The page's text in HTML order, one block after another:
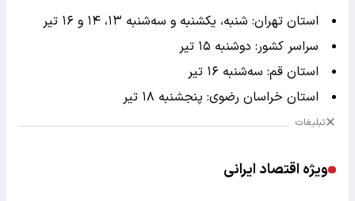
استان تهران: شنبه، یکشنبه و سه‌شنبه ۱۳، ۱۴ و ۱۶ تیر
سراسر کشور: دوشنبه ۱۵ تیر
استان قم: سه‌شنبه ۱۶ تیر
استان خراسان رضوی: پنجشنبه ۱۸ تیر
تبلیغات
ویژه اقتصاد ایرانی